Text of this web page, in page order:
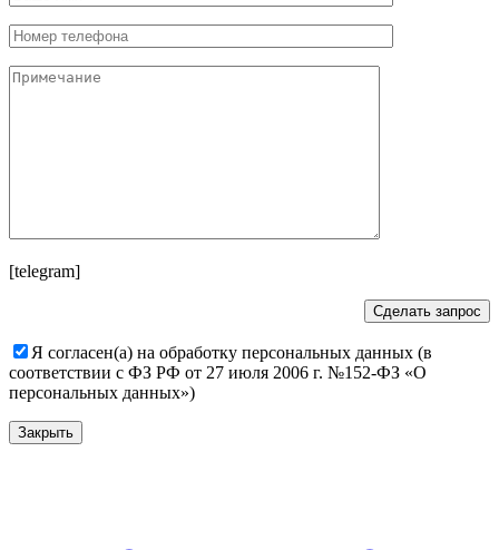
[telegram]
Я согласен(а) на обработку персональных данных (в
соответствии с ФЗ РФ от 27 июля 2006 г. №152-ФЗ «О
персональных данных»)
Закрыть